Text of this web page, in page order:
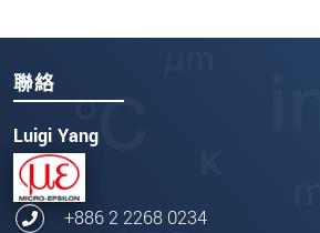
聯絡
Luigi Yang
+886 2 2268 0234